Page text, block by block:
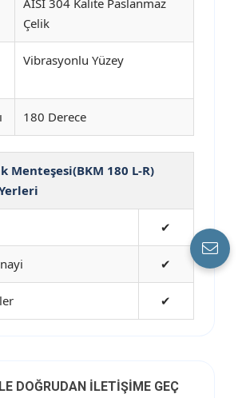
AISI 304 Kalite Paslanmaz
Çelik
Vibrasyonlu Yüzey
180 Derece
Menteşesi(BKM 180 L-R)
✔
✔
✔
DOĞRUDAN İLETİŞİME GEÇ